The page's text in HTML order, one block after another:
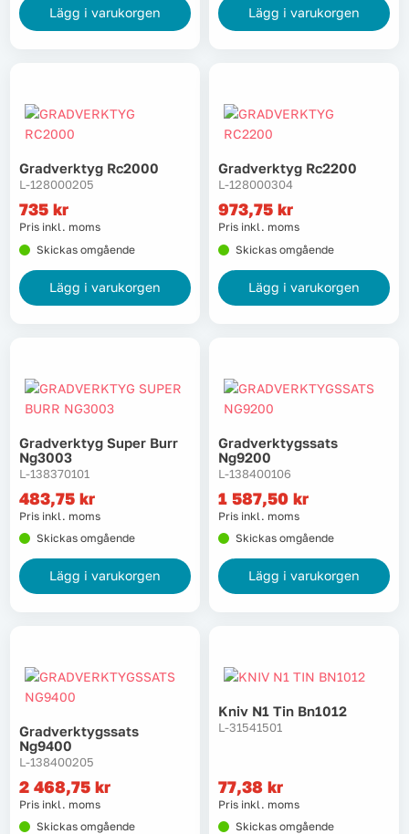
Lägg i varukorgen Lägg i varukorgen
Gradverktyg Rc2000
L-128000205
735 kr
Pris inkl. moms
Skickas omgående
Lägg i varukorgen
Gradverktyg Rc2200
L-128000304
973,75 kr
Pris inkl. moms
Skickas omgående
Lägg i varukorgen
Gradverktyg Super Burr
Ng3003
L-138370101
483,75 kr
Pris inkl. moms
Skickas omgående
Lägg i varukorgen
Gradverktygssats
Ng9200
L-138400106
1 587,50 kr
Pris inkl. moms
Skickas omgående
Lägg i varukorgen
Gradverktygssats
Ng9400
L-138400205
2 468,75 kr
Pris inkl. moms
Skickas omgående
Kniv N1 Tin Bn1012
L-31541501
77,38 kr
Pris inkl. moms
Skickas omgående